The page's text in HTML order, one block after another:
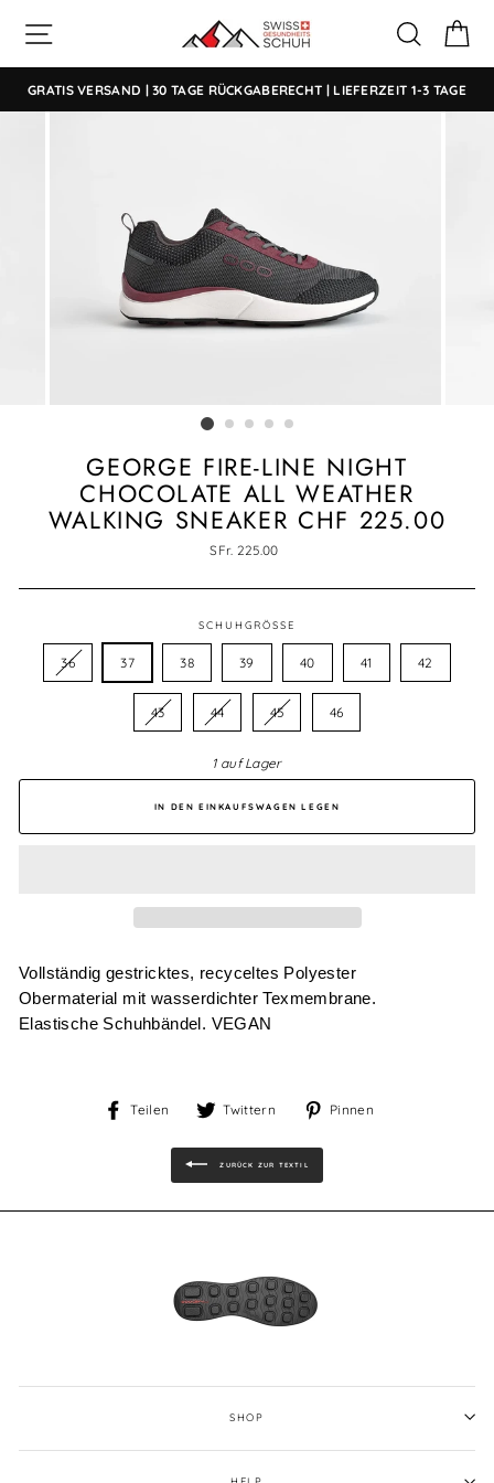
zum
SEITENNAVIGATION SUCHE
GRATIS VERSAND | 30 TAGE RÜCKGABERECHT | LIEFERZEIT 1-3 TAGE
GEORGE FIRE-LINE NIGHT
CHOCOLATE ALL WEATHER
WALKING SNEAKER CHF 225.00
Normaler
SFr. 225.00
SCHUHGRÖSSE
36 37 38 39 40 41 42
43 44 45 46
1 auf Lager
IN DEN EINKAUFSWAGEN LEGEN
Vollständig gestricktes, recyceltes Polyester
Obermaterial mit wasserdichter Texmembrane.
Elastische Schuhbändel. VEGAN
Teilen
Auf
teilen
Twittern
Auf
twittern
Pinnen
ZURÜCK ZUR TEXTIL
SHOP